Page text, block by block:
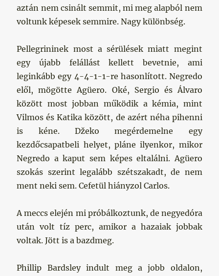
aztán nem csinált semmit, mi meg alapból nem
voltunk képesek semmire. Nagy különbség.
Pellegrininek most a sérülések miatt megint
egy újabb felállást kellett bevetnie, ami
leginkább egy 4-4-1-1-re hasonlított. Negredo
elől, mögötte Agüero. Oké, Sergio és Álvaro
között most jobban működik a kémia, mint
Vilmos és Katika között, de azért néha pihenni
is kéne. Džeko megérdemelne egy
kezdőcsapatbeli helyet, pláne ilyenkor, mikor
Negredo a kaput sem képes eltalálni. Agüero
szokás szerint legalább szétszakadt, de nem
ment neki sem. Cefetül hiányzol Carlos.
A meccs elején mi próbálkoztunk, de negyedóra
után volt tíz perc, amikor a hazaiak jobbak
voltak. Jött is a bazdmeg.
Phillip Bardsley indult meg a jobb oldalon,